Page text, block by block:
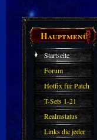
Hauptmenü
Startseite
Forum
Hotfix für Patch
11.X
T-Sets 1-21
Realmstatus
Links die jeder